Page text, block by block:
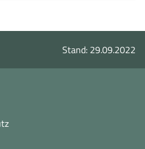
Stand: 29.09.2022